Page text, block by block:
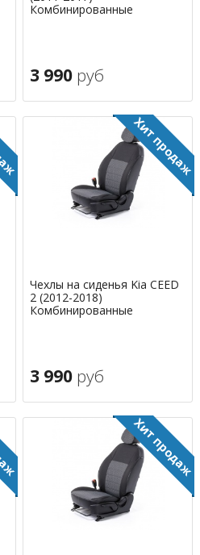
Комбинированные
3 990 руб
Чехлы на сиденья Kia CEED
2 (2012-2018)
Комбинированные
3 990 руб